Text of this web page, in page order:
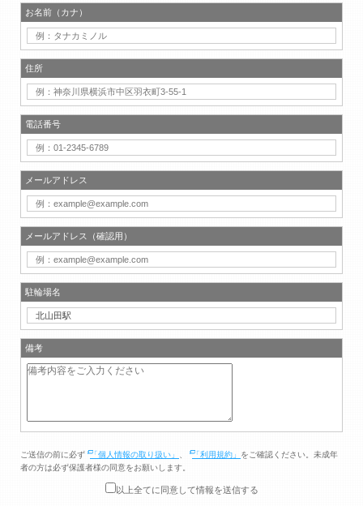
お名前（カナ）
住所
電話番号
メールアドレス
メールアドレス（確認用）
駐輪場名
備考
ご送信の前に必ず 「個人情報の取り扱い」 「利用規約」 をご確認ください。未成年
者の方は必ず保護者様の同意をお願いします。
以上全てに同意して情報を送信する